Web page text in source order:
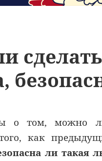
о том, можно
как
ли такая